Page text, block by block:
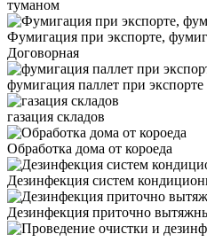
туманом
Фумигация при экспорте,
Договорная
фумигация паллет при экспорте
газация складов
Обработка дома от короеда
Дезинфекция систем
Дезинфекция приточно